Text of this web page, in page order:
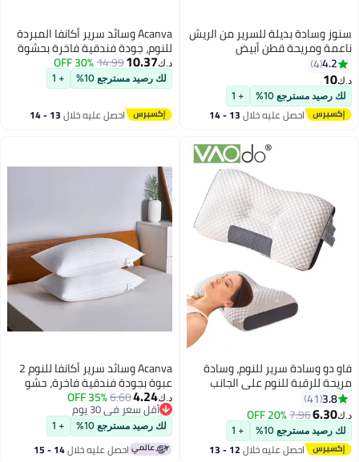
سنوز وسادة بديلة للسرير من الريش
ناعمة ومريحة قطن أبيض
50x70Ø³Ù†ØªÙŠÙ…ØªØ±
4.2
4
د.ك‏10
لك رصيد مسترجع 10% + 1
احصل عليه خلال 13 - 14
اغسطس
Acanva وسائد سرير أكانفا المبردة
للنوم، جودة فندقية فاخرة بحشوة
ميكروفايبر 3D، حجم كوين (عبوة من
4)، أبيض
د.ك‏10.37
14.99
30% OFF
لك رصيد مسترجع 10% + 1
احصل عليه خلال 13 - 14
اغسطس
8
فاو دو وسادة سرير للنوم، وسادة
مريحة للرقبة للنوم على الجانب
والظهر والمعدة، وسادة للنوم على
الرقبة وآلام الكتف، وسادة للرقبة
3.8
41
د.ك‏6.30
7.96
20% OFF
لك رصيد مسترجع 10% + 1
احصل عليه خلال 12 - 13
Acanva وسائد سرير أكانفا للنوم 2
عبوة بجودة فندقية فاخرة، حشو
ألياف 3D فائقة النعومة، غلاف
ميكروفايبر عالي الجودة للنائمين
على الجنب والمعدة والظهر
د.ك‏4.24
6.60
35% OFF
أقل سعر في 30 يوم
أقل سعر في 30 يوم
لك رصيد مسترجع 10% + 1
احصل عليه خلال 14 - 15